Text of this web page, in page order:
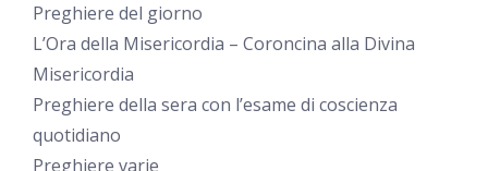
Preghiere del giorno
L’Ora della Misericordia – Coroncina alla Divina
Misericordia
Preghiere della sera con l’esame di coscienza
quotidiano
Preghiere varie